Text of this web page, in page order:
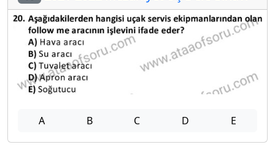
A B C D E